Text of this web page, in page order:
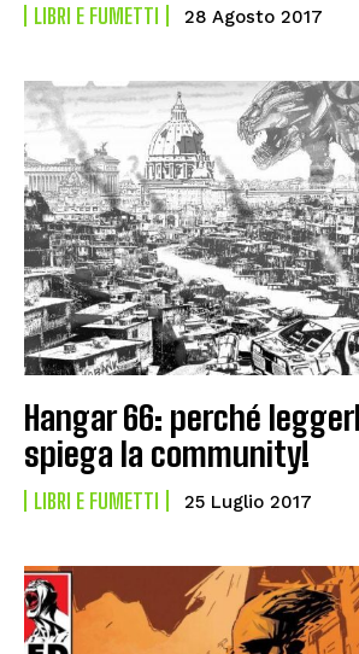
LIBRI E FUMETTI 28 Agosto 2017
Hangar 66: perché
spiega la community!
LIBRI E FUMETTI 25 Luglio 2017